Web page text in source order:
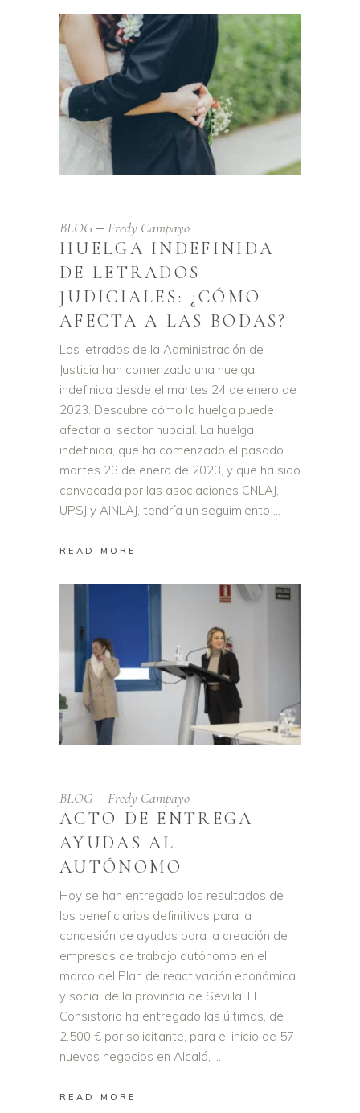
BLOG Fredy Campayo
HUELGA INDEFINIDA
DE LETRADOS
JUDICIALES: ¿CÓMO
AFECTA A LAS BODAS?
Los letrados de la Administración de
Justicia han comenzado una huelga
indefinida desde el martes 24 de enero de
2023. Descubre cómo la huelga puede
afectar al sector nupcial. La huelga
indefinida, que ha comenzado el pasado
martes 23 de enero de 2023, y que ha sido
convocada por las asociaciones CNLAJ,
UPSJ y AINLAJ, tendría un seguimiento
READ MORE
BLOG Fredy Campayo
ACTO DE ENTREGA
AYUDAS AL
AUTÓNOMO
Hoy se han entregado los resultados de
los beneficiarios definitivos para la
concesión de ayudas para la creación de
empresas de trabajo autónomo en el
marco del Plan de reactivación económica
y social de la provincia de Sevilla. El
Consistorio ha entregado las últimas, de
2.500 € por solicitante, para el inicio de 57
nuevos negocios en Alcalá,
READ MORE